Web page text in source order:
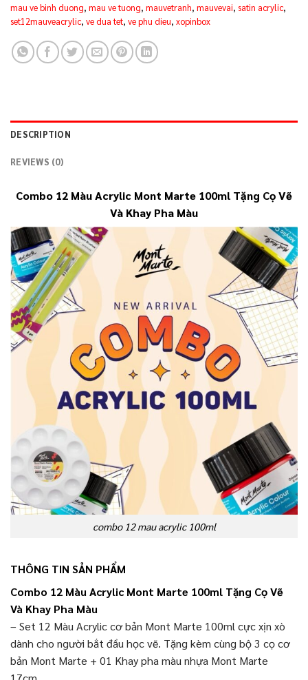
mau ve binh duong, mau ve tuong, mauvetranh, mauvevai, satin acrylic,
set12mauveacrylic, ve dua tet, ve phu dieu, xopinbox
DESCRIPTION
REVIEWS (0)
Combo 12 Màu Acrylic Mont Marte 100ml Tặng Cọ Vẽ
Và Khay Pha Màu
combo 12 mau acrylic 100ml
THÔNG TIN SẢN PHẨM
Combo 12 Màu Acrylic Mont Marte 100ml Tặng Cọ Vẽ
Và Khay Pha Màu
– Set 12 Màu Acrylic cơ bản Mont Marte 100ml cực xịn xò
dành cho người bắt đầu học vẽ. Tặng kèm cùng bộ 3 cọ cơ
bản Mont Marte + 01 Khay pha màu nhựa Mont Marte